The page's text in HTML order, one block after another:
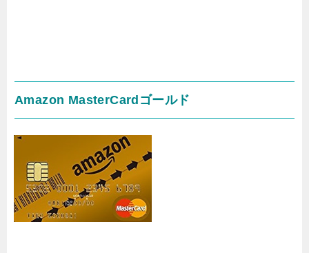
Amazon MasterCardゴールド